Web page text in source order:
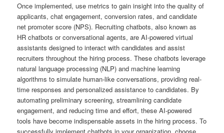
Once implemented, use metrics to gain insight into the quality of
applicants, chat engagement, conversion rates, and candidate
net promoter score (NPS). Recruiting chatbots, also known as
HR chatbots or conversational agents, are AI-powered virtual
assistants designed to interact with candidates and assist
recruiters throughout the hiring process. These chatbots leverage
natural language processing (NLP) and machine learning
algorithms to simulate human-like conversations, providing real-
time responses and personalized assistance to candidates. By
automating preliminary screening, streamlining candidate
engagement, and reducing time and effort, these AI-powered
tools have become indispensable assets in the hiring process. To
successfully implement chatbots in your organization, choose